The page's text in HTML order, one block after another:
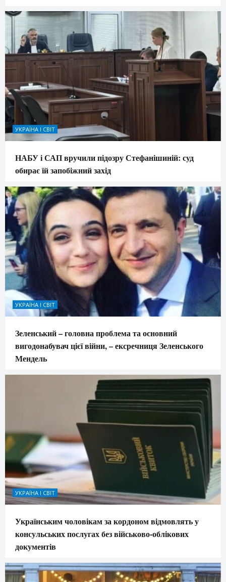
УКРАЇНА І СВІТ
НАБУ і САП вручили підозру Стефанішиній: суд
обирає їй запобіжний захід
УКРАЇНА І СВІТ
Зеленський – головна проблема та основний
вигодонабувач цієї війни, – ексречниця Зеленського
Мендель
УКРАЇНА І СВІТ
Українським чоловікам за кордоном відмовлять у
консульських послугах без військово-облікових
документів